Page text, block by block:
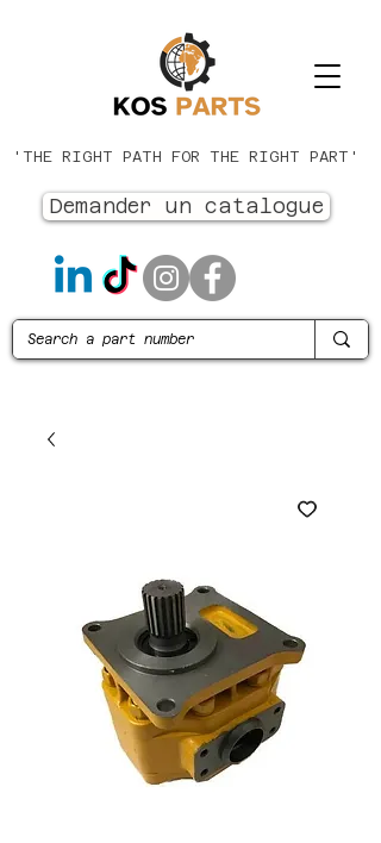
'THE RIGHT PATH FOR THE RIGHT PART'
Demander un catalogue